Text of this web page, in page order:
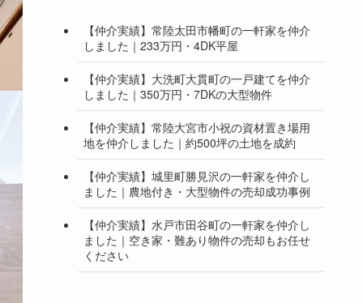
【仲介実績】常陸太田市幡町の一軒家を仲介
しました｜233万円・4DK平屋
【仲介実績】大洗町大貫町の一戸建てを仲介
しました｜350万円・7DKの大型物件
【仲介実績】常陸大宮市小祝の資材置き場用
地を仲介しました｜約500坪の土地を成約
【仲介実績】城里町勝見沢の一軒家を仲介し
ました｜農地付き・大型物件の売却成功事例
【仲介実績】水戸市田谷町の一軒家を仲介し
ました｜空き家・難あり物件の売却もお任せ
ください